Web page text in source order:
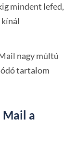
mindent lefed,
nagy múltú
tartalom
a